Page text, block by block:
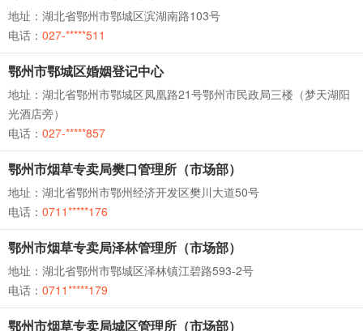
地址：湖北省鄂州市鄂城区滨湖南路103号
电话： 027-*****511
鄂州市鄂城区婚姻登记中心
地址：湖北省鄂州市鄂城区凤凰路21号鄂州市民政局三楼（梦天湖阳
光酒店旁）
电话： 027-*****857
鄂州市烟草专卖局樊口管理所（市场部）
地址：湖北省鄂州市鄂州经济开发区樊川大道50号
电话： 0711*****176
鄂州市烟草专卖局泽林管理所（市场部）
地址：湖北省鄂州市鄂城区泽林镇江碧路593-2号
电话： 0711*****179
鄂州市烟草专卖局城区管理所（市场部）